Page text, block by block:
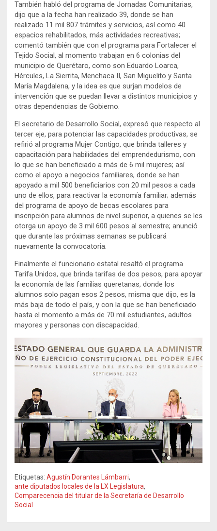
También habló del programa de Jornadas Comunitarias,
dijo que a la fecha han realizado 39, donde se han
realizado 11 mil 807 trámites y servicios, así como 40
espacios rehabilitados, más actividades recreativas;
comentó también que con el programa para Fortalecer el
Tejido Social, al momento trabajan en 6 colonias del
municipio de Querétaro, como son Eduardo Loarca,
Hércules, La Sierrita, Menchaca II, San Miguelito y Santa
María Magdalena, y la idea es que surjan modelos de
intervención que se puedan llevar a distintos municipios y
otras dependencias de Gobierno.
El secretario de Desarrollo Social, expresó que respecto al
tercer eje, para potenciar las capacidades productivas, se
refirió al programa Mujer Contigo, que brinda talleres y
capacitación para habilidades del emprendedurismo, con
lo que se han beneficiado a más de 6 mil mujeres; así
como el apoyo a negocios familiares, donde se han
apoyado a mil 500 beneficiarios con 20 mil pesos a cada
uno de ellos, para reactivar la economía familiar; además
del programa de apoyo de becas escolares para
inscripción para alumnos de nivel superior, a quienes se les
otorga un apoyo de 3 mil 600 pesos al semestre; anunció
que durante las próximas semanas se publicará
nuevamente la convocatoria.
Finalmente el funcionario estatal resaltó el programa
Tarifa Unidos, que brinda tarifas de dos pesos, para apoyar
la economía de las familias queretanas, donde los
alumnos solo pagan esos 2 pesos, misma que dijo, es la
más baja de todo el país, y con la que se han beneficiado
hasta el momento a más de 70 mil estudiantes, adultos
mayores y personas con discapacidad.
Etiquetas: Agustín Dorantes Lámbarri,
ante diputados locales de la LX Legislatura,
Comparecencia del titular de la Secretaría de Desarrollo
Social